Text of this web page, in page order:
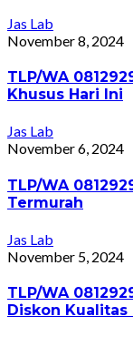
Jas Lab
November 8, 2024
TLP/WA
Khusus Hari Ini
Jas Lab
November 6, 2024
TLP/WA
Termurah
Jas Lab
November 5, 2024
TLP/WA
Diskon Kualitas